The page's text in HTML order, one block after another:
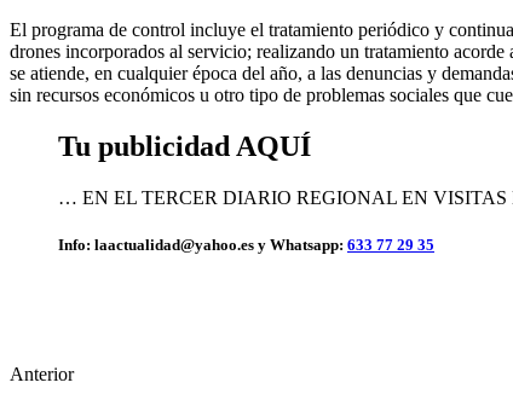
El programa de control incluye el tratamiento periódico y
drones incorporados al servicio; realizando un tratamiento
se atiende, en cualquier época del año, a las denuncias y
sin recursos económicos u otro tipo de problemas sociales que
Tu publicidad AQUÍ
… EN EL TERCER DIARIO REGIONAL EN
Info: laactualidad@yahoo.es y Whatsapp: 633 77 29 35
Anterior